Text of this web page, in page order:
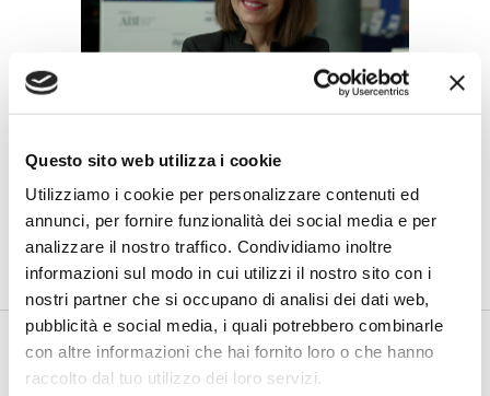
Questo sito web utilizza i cookie
Utilizziamo i cookie per personalizzare contenuti ed
annunci, per fornire funzionalità dei social media e per
analizzare il nostro traffico. Condividiamo inoltre
informazioni sul modo in cui utilizzi il nostro sito con i
nostri partner che si occupano di analisi dei dati web,
pubblicità e social media, i quali potrebbero combinarle
con altre informazioni che hai fornito loro o che hanno
raccolto dal tuo utilizzo dei loro servizi.
BANCAFORTE TV
Petrella (BPER Banca): “La GenAI
rafforza i controlli e valorizza il
lavoro degli analisti”
di Flavio Padovan, Maddalena Libertini -Rendere i controlli di
secondo livello più strutturati, standardizzati e capaci di le...